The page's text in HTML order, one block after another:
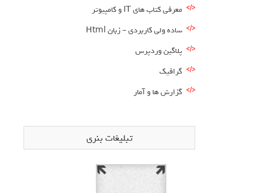
معرفی کتاب های IT و کامپیوتر
ساده ولی کاربردی – زبان Html
پلاگین وردپرس
گرافیک
گزارش ها و آمار
تبلیغات بنری